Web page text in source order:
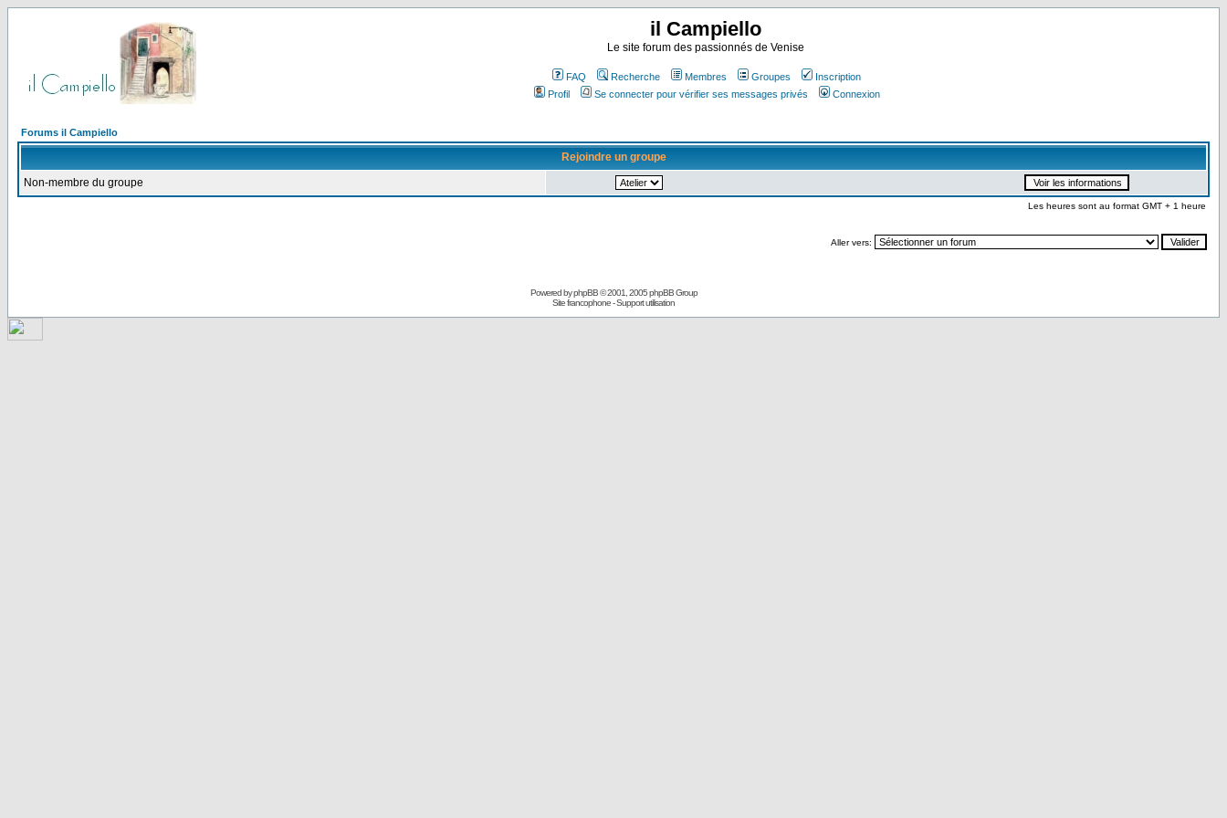
il Campiello
Le site forum des passionnés de Venise
FAQ Recherche Membres Groupes
Inscription
Profil
Se connecter pour vérifier ses messages privés Connexion
Forums il Campiello
Rejoindre un groupe
Non-membre du groupe
Les heures sont au format GMT + 1 heure
Aller vers:
Powered byphpBB© 2001, 2005 phpBB Group
Site francophone-Support utilisation